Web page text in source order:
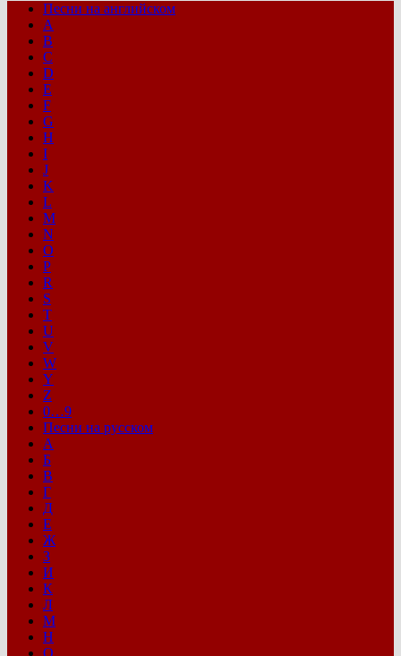
Песни на английском
A
B
C
D
E
F
G
H
I
J
K
L
M
N
O
P
R
S
T
U
V
W
Y
Z
0…9
Песни на русском
А
Б
В
Г
Д
Е
Ж
З
И
К
Л
М
Н